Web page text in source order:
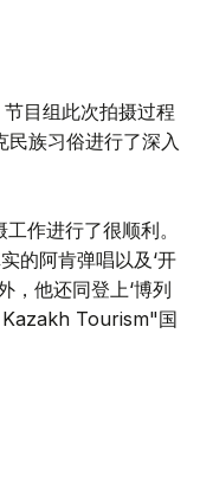
目组此次拍摄过程
民族习俗进行了深入
作进行了很顺利。
的阿肯弹唱以及‘开
，他还同登上‘博列
Tourism"国